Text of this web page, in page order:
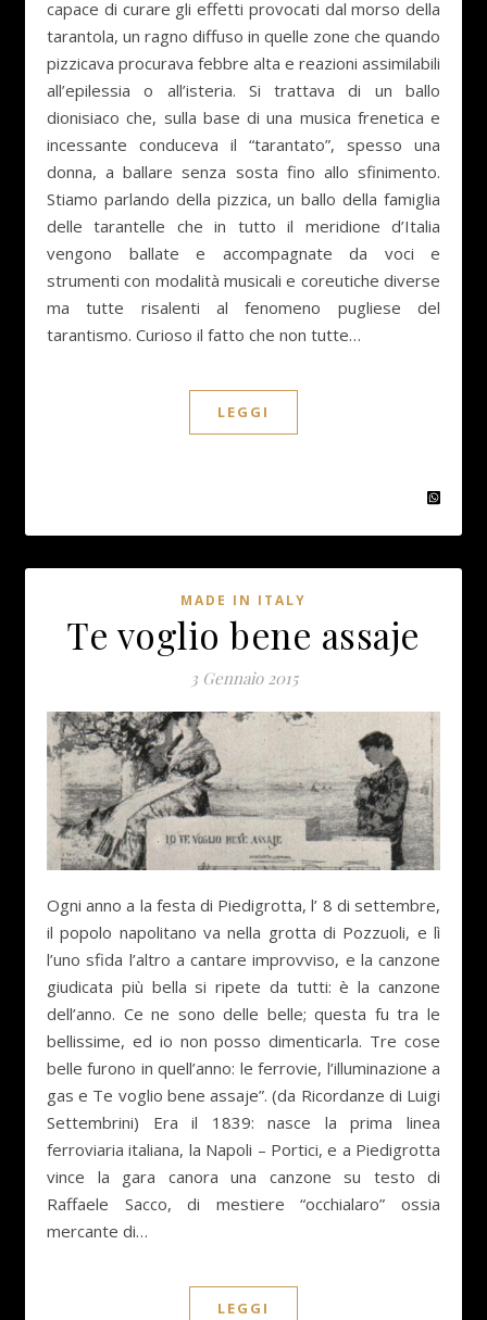
capace di curare gli effetti provocati dal morso della
tarantola, un ragno diffuso in quelle zone che quando
pizzicava procurava febbre alta e reazioni assimilabili
all’epilessia o all’isteria. Si trattava di un ballo
dionisiaco che, sulla base di una musica frenetica e
incessante conduceva il “tarantato”, spesso una
donna, a ballare senza sosta fino allo sfinimento.
Stiamo parlando della pizzica, un ballo della famiglia
delle tarantelle che in tutto il meridione d’Italia
vengono ballate e accompagnate da voci e
strumenti con modalità musicali e coreutiche diverse
ma tutte risalenti al fenomeno pugliese del
tarantismo. Curioso il fatto che non tutte…
LEGGI
MADE IN ITALY
Te voglio bene assaje
3 Gennaio 2015
Ogni anno a la festa di Piedigrotta, l’ 8 di settembre,
il popolo napolitano va nella grotta di Pozzuoli, e lì
l’uno sfida l’altro a cantare improvviso, e la canzone
giudicata più bella si ripete da tutti: è la canzone
dell’anno. Ce ne sono delle belle; questa fu tra le
bellissime, ed io non posso dimenticarla. Tre cose
belle furono in quell’anno: le ferrovie, l’illuminazione a
gas e Te voglio bene assaje”. (da Ricordanze di Luigi
Settembrini) Era il 1839: nasce la prima linea
ferroviaria italiana, la Napoli – Portici, e a Piedigrotta
vince la gara canora una canzone su testo di
Raffaele Sacco, di mestiere “occhialaro” ossia
mercante di…
LEGGI